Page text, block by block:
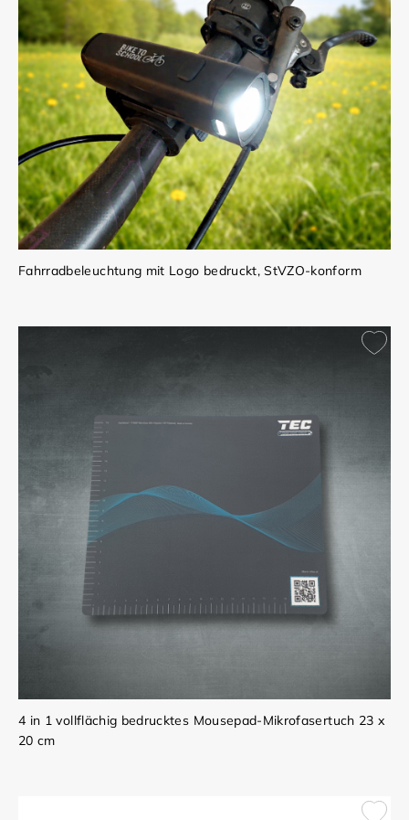
Fahrradbeleuchtung mit Logo bedruckt, StVZO-konform
4 in 1 vollflächig bedrucktes Mousepad-Mikrofasertuch 23 x
20 cm